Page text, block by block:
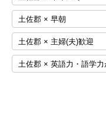
土佐郡 × 早朝
土佐郡 × 主婦(夫)歓迎
土佐郡 × 英語力・語学力